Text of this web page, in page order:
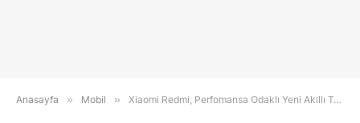
Anasayfa » Mobil » Xiaomi Redmi, Perfomansa Odaklı Yeni Akıllı Telefon Serisi Turbo’yu Duyurdu